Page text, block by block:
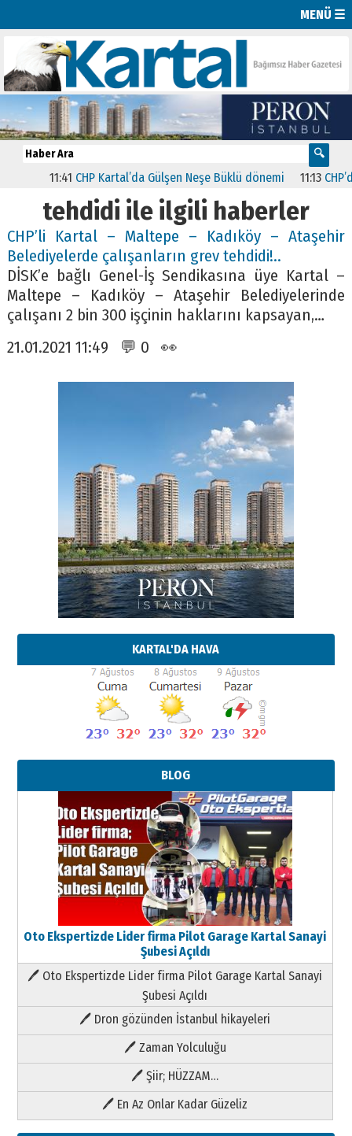
MENÜ ☰
11:41 CHP Kartal’da Gülşen Neşe Büklü dönemi 11:13 CHP’de
tehdidi ile ilgili haberler
CHP’li Kartal – Maltepe – Kadıköy – Ataşehir
Belediyelerde çalışanların grev tehdidi!..
DİSK’e bağlı Genel-İş Sendikasına üye Kartal –
Maltepe – Kadıköy – Ataşehir Belediyelerinde
çalışanı 2 bin 300 işçinin haklarını kapsayan,…
21.01.2021 11:49 💬 0 👀
KARTAL'DA HAVA
BLOG
Oto Ekspertizde Lider firma Pilot Garage Kartal Sanayi
Şubesi Açıldı
🖊 Oto Ekspertizde Lider firma Pilot Garage Kartal Sanayi
Şubesi Açıldı
🖊 Dron gözünden İstanbul hikayeleri
🖊 Zaman Yolculuğu
🖊 Şiir; HÜZZAM…
🖊 En Az Onlar Kadar Güzeliz